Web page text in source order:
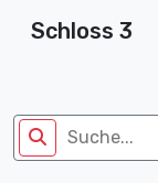
Schloss 3